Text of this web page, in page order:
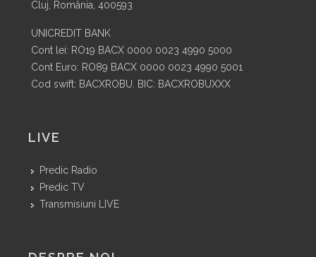
Cluj, România, 400593
UNICREDIT BANK
Cont lei: RO19 BACX 0000 0023 4990 5000
Cont Euro: RO89 BACX 0000 0023 4990 5001
Cod swift: BACXROBU. BIC: BACXROBUXXX
LIVE
Predic Radio
Predic TV
Transmisiuni LIVE